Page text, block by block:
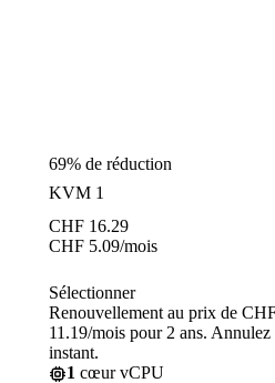
69% de réduction
KVM 1
CHF 16.29
CHF 5.09/mois
Sélectionner
Renouvellement au prix de
11.19/mois pour 2 ans. Annulez
instant.
1 cœur vCPU